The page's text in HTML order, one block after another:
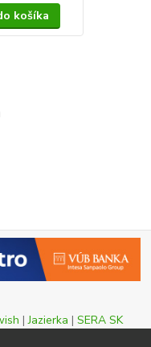
košíka
|Jazierka | SERA SK